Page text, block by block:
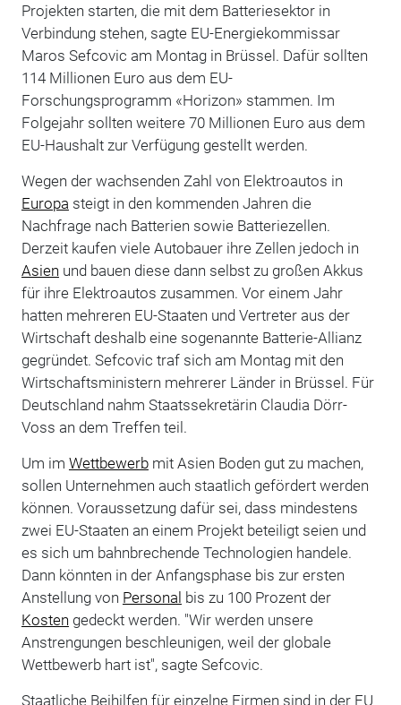
Projekten starten, die mit dem Batteriesektor in
Verbindung stehen, sagte EU-Energiekommissar
Maros Sefcovic am Montag in Brüssel. Dafür sollten
114 Millionen Euro aus dem EU-
Forschungsprogramm «Horizon» stammen. Im
Folgejahr sollten weitere 70 Millionen Euro aus dem
EU-Haushalt zur Verfügung gestellt werden.
Wegen der wachsenden Zahl von Elektroautos in
Europa steigt in den kommenden Jahren die
Nachfrage nach Batterien sowie Batteriezellen.
Derzeit kaufen viele Autobauer ihre Zellen jedoch in
Asien und bauen diese dann selbst zu großen Akkus
für ihre Elektroautos zusammen. Vor einem Jahr
hatten mehreren EU-Staaten und Vertreter aus der
Wirtschaft deshalb eine sogenannte Batterie-Allianz
gegründet. Sefcovic traf sich am Montag mit den
Wirtschaftsministern mehrerer Länder in Brüssel. Für
Deutschland nahm Staatssekretärin Claudia Dörr-
Voss an dem Treffen teil.
Um im Wettbewerbmit Asien Boden gut zu machen,
sollen Unternehmen auch staatlich gefördert werden
können. Voraussetzung dafür sei, dass mindestens
zwei EU-Staaten an einem Projekt beteiligt seien und
es sich um bahnbrechende Technologien handele.
Dann könnten in der Anfangsphase bis zur ersten
Anstellung von Personal bis zu 100 Prozent der
Kosten gedeckt werden. "Wir werden unsere
Anstrengungen beschleunigen, weil der globale
Wettbewerb hart ist", sagte Sefcovic.
Staatliche Beihilfen für einzelne Firmen sind in der EU